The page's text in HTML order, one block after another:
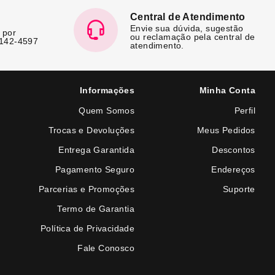
por
4597
Central de Atendimento
Envie sua dúvida, sugestão
ou reclamação pela central de
atendimento.
Informações
Quem Somos
Trocas e Devoluções
Entrega Garantida
Pagamento Seguro
Parcerias e Promoções
Termo de Garantia
Política de Privacidade
Fale Conosco
Minha Conta
Perfil
Meus Pedidos
Descontos
Endereços
Suporte